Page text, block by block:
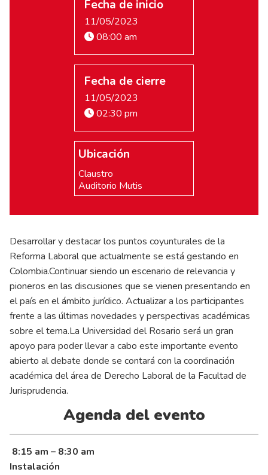
Fecha de inicio
11/05/2023
08:00 am
Fecha de cierre
11/05/2023
02:30 pm
Ubicación
Claustro
Auditorio Mutis
Desarrollar y destacar los puntos coyunturales de la
Reforma Laboral que actualmente se está gestando en
Colombia.Continuar siendo un escenario de relevancia y
pioneros en las discusiones que se vienen presentando en
el país en el ámbito jurídico. Actualizar a los participantes
frente a las últimas novedades y perspectivas académicas
sobre el tema.La Universidad del Rosario será un gran
apoyo para poder llevar a cabo este importante evento
abierto al debate donde se contará con la coordinación
académica del área de Derecho Laboral de la Facultad de
Jurisprudencia.
Agenda del evento
8:15 am – 8:30 am
Instalación